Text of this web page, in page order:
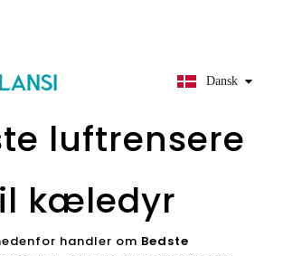
Dansk
luftrensere
kæledyr
handler om Bedste